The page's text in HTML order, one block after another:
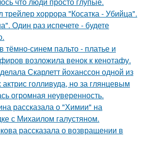
трейлер хоррора "Косатка - Убийца".
Один раз испечете - будете
тёмно-синем пальто - платье и
возложила венок к кенотафу.
Скарлетт йоханссон одной из
голливуда, но за глянцевым
огромная неуверенность.
рассказала о "Химии" на
с Михаилом галустяном.
рассказала о возвращении в